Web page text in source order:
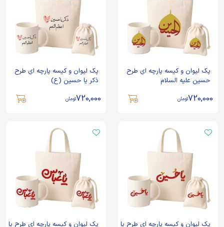
پک لیوان و کیسه پارچه ای طرح
حسین علیه السلام
720,000تومان
پک لیوان و کیسه پارچه ای طرح
ذکر یا حسین (ع)
720,000تومان
پک لیوان و کیسه پارچه ای طرح یا
پک لیوان و کیسه پارچه ای طرح یا